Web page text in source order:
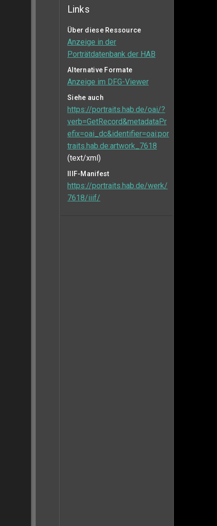
Links
Über diese Ressource
Anzeige in der
Porträtdatenbank der HAB
Alternative Formate
Anzeige im DFG-Viewer
Siehe auch
https://portraits.hab.de/oai/?
verb=GetRecord&metadataPr
efix=oai_dc&identifier=oai:por
traits.hab.de:artwork_7618
(text/xml)
IIIF-Manifest
https://portraits.hab.de/werk/
7618/iiif/